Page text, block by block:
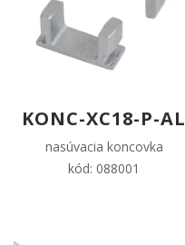
KONC-XC18-P-AL
nasúvacia koncovka
kód: 088001